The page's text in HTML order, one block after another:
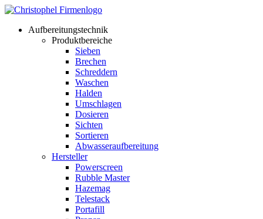
Aufbereitungstechnik
Produktbereiche
Sieben
Brechen
Schreddern
Waschen
Halden
Umschlagen
Dosieren
Sichten
Sortieren
Abwasseraufbereitung
Hersteller
Powerscreen
Rubble Master
Hazemag
Telestack
Portafill